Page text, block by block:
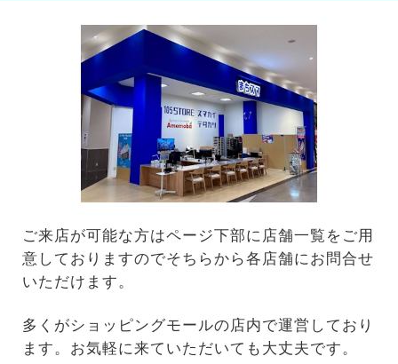
ご来店が可能な方はページ下部に店舗一覧をご用
意しておりますのでそちらから各店舗にお問合せ
いただけます。
多くがショッピングモールの店内で運営しており
ます。お気軽に来ていただいても大丈夫です。